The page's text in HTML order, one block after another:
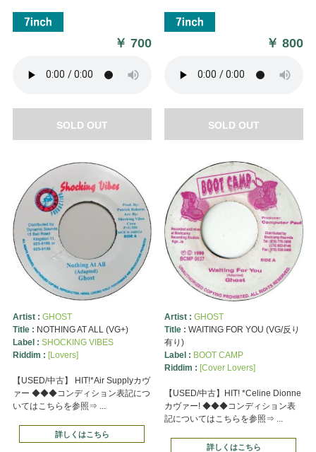
￥700
SOLD OUT
￥800
SOLD OUT
Artist : GHOST
Title : NOTHING AT ALL (VG+)
Label : SHOCKING VIBES
Riddim : [Lovers]
【USED/中古】 HIT!*Air Supplyカヴ
ァー ◆◆◆コンディション表記につ
いてはこちらを参照⇒ ...
詳しくはこちら
Artist : GHOST
Title : WAITING FOR YOU (VG/反り
有り)
Label : BOOT CAMP
Riddim : [Cover Lovers]
【USED/中古】HIT! *Celine Dionne
カヴァー! ◆◆◆コンディション表
記についてはこちらを参照⇒ ...
詳しくはこちら